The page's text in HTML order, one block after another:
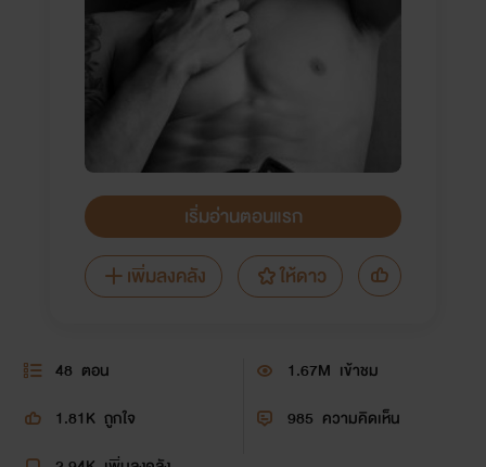
เริ่มอ่านตอนแรก
เพิ่มลงคลัง
ให้ดาว
48 ตอน 1.67M เข้าชม
1.81K ถูกใจ 985 ความคิดเห็น